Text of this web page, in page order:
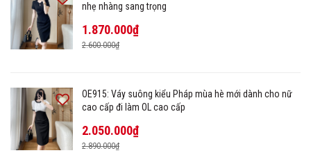
nhẹ nhàng sang trọng
1.870.000₫
2.600.000₫
OE915: Váy suông kiểu Pháp mùa hè mới dành cho nữ
cao cấp đi làm OL cao cấp
2.050.000₫
2.890.000₫